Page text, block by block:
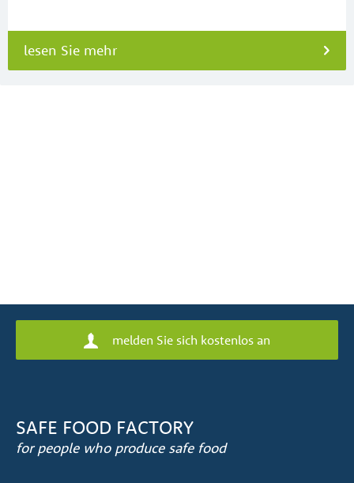
lesen Sie mehr
SAFE FOOD FACTORY
for people who produce safe food
melden Sie sich kostenlos an